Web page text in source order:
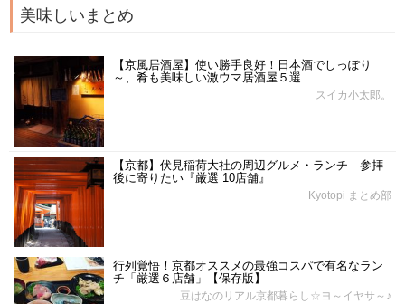
美味しいまとめ
【京風居酒屋】使い勝手良好！日本酒でしっぽり
～、肴も美味しい激ウマ居酒屋５選
スイカ小太郎。
【京都】伏見稲荷大社の周辺グルメ・ランチ 参拝
後に寄りたい『厳選 10店舗』
Kyotopi まとめ部
行列覚悟！京都オススメの最強コスパで有名なラン
チ「厳選６店舗」【保存版】
豆はなのリアル京都暮らし☆ヨ～イヤサ～♪